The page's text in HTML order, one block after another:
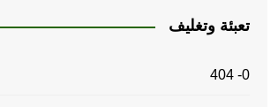
تعبئة وتغليف
0- 404